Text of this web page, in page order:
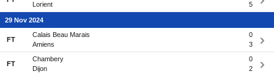
Lorient
5
29 Nov 2024
FT
Calais Beau Marais
0
Amiens
3
FT
Chambery
0
Dijon
2